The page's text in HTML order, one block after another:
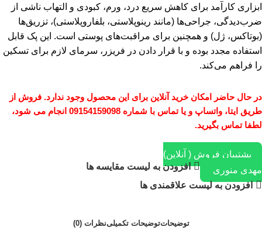
ابزاری کارآمد برای کاهش سریع درد، ورم، کبودی و التهاب ناشی از
ضرب‌دیدگی، جراحی‌ها (مانند رینوپلاستی، بلفاروپلاستی)، تزریق‌ها
(بوتاکس، ژل) و همچنین برای مراقبت‌های پوستی است. این پک قابل
استفاده مجدد بوده و با قرار دادن در فریزر، سرمای لازم برای تسکین
را فراهم می‌کند.
در حال حاضر امکان خرید آنلاین برای این محصول وجود ندارد. فروش از
طریق ایتا، واتساپ و یا تماس با شماره 09154159098 انجام می شود،
لطفا تماس بگیرید.
پشتیبان فروش ( آنلاین)
مهدی منوری
افزودن به لیست مقایسه ها
افزودن به لیست علاقمندی ها
توضیحاتتوضیحات تکمیلینظرات (0)